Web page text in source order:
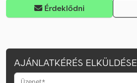
Érdeklődni
AJÁNLATKÉRÉS ELKÜLDÉSE